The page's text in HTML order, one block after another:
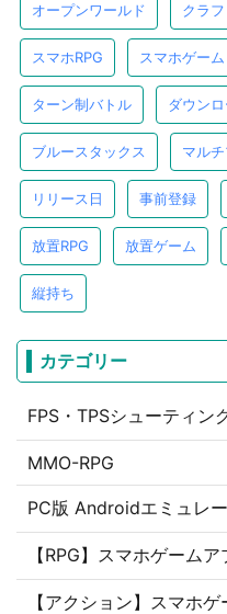
オープンワールド クラフ
スマホRPG スマホゲーム
ターン制バトル ダウン
ブルースタックス マル
リリース日 事前登録
放置RPG 放置ゲーム
縦持ち
カテゴリー
FPS・TPSシューティン
MMO-RPG
PC版 Androidエミュレ
【RPG】スマホゲームア
【アクション】スマホゲ